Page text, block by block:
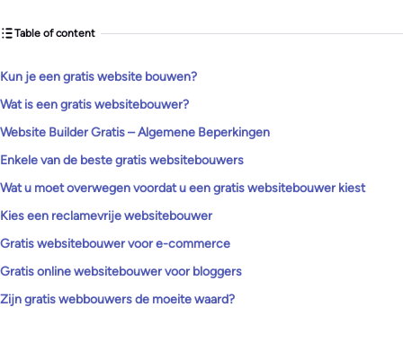
Table of content
Kun je een gratis website bouwen?
Wat is een gratis websitebouwer?
Website Builder Gratis – Algemene Beperkingen
Enkele van de beste gratis websitebouwers
Wat u moet overwegen voordat u een gratis websitebouwer kiest
Kies een reclamevrije websitebouwer
Gratis websitebouwer voor e-commerce
Gratis online websitebouwer voor bloggers
Zijn gratis webbouwers de moeite waard?